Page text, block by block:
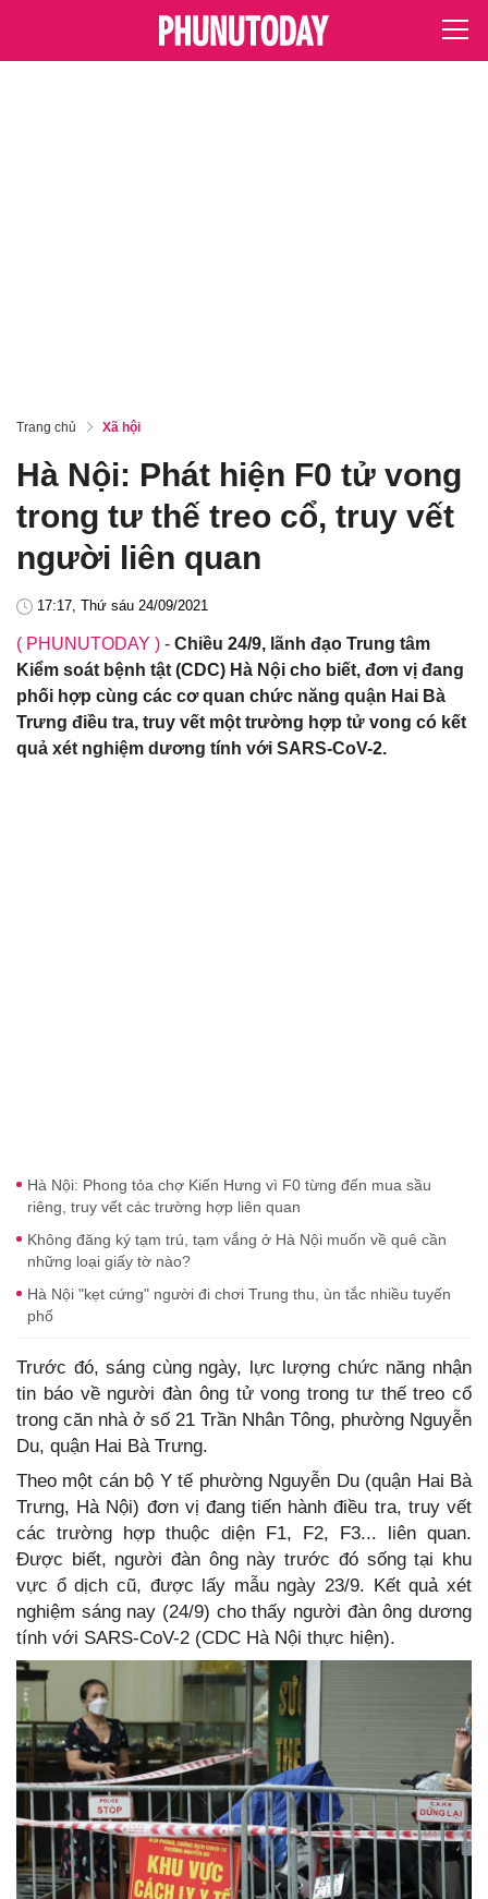
Trang chủ Xã hội
Hà Nội: Phát hiện F0 tử vong
trong tư thế treo cổ, truy vết
người liên quan
17:17, Thứ sáu 24/09/2021
( PHUNUTODAY ) - Chiều 24/9, lãnh đạo Trung tâm
Kiểm soát bệnh tật (CDC) Hà Nội cho biết, đơn vị đang
phối hợp cùng các cơ quan chức năng quận Hai Bà
Trưng điều tra, truy vết một trường hợp tử vong có kết
quả xét nghiệm dương tính với SARS-CoV-2.
Hà Nội: Phong tỏa chợ Kiến Hưng vì F0 từng đến mua sầu
riêng, truy vết các trường hợp liên quan
Không đăng ký tạm trú, tạm vắng ở Hà Nội muốn về quê cần
những loại giấy tờ nào?
Hà Nội "kẹt cứng" người đi chơi Trung thu, ùn tắc nhiều tuyến
phố
Trước đó, sáng cùng ngày, lực lượng chức năng nhận
tin báo về người đàn ông tử vong trong tư thế treo cổ
trong căn nhà ở số 21 Trần Nhân Tông, phường Nguyễn
Du, quận Hai Bà Trưng.
Theo một cán bộ Y tế phường Nguyễn Du (quận Hai Bà
Trưng, Hà Nội) đơn vị đang tiến hành điều tra, truy vết
các trường hợp thuộc diện F1, F2, F3... liên quan.
Được biết, người đàn ông này trước đó sống tại khu
vực ổ dịch cũ, được lấy mẫu ngày 23/9. Kết quả xét
nghiệm sáng nay (24/9) cho thấy người đàn ông dương
tính với SARS-CoV-2 (CDC Hà Nội thực hiện).